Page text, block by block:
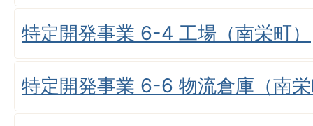
特定開発事業 6-4 工場（南栄町）
特定開発事業 6-6 物流倉庫（南